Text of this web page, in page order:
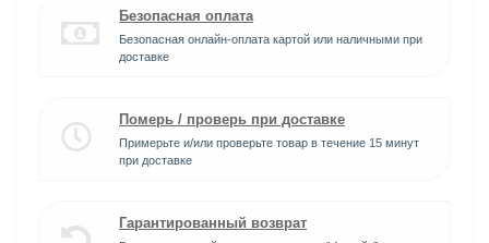
Безопасная оплата
Безопасная онлайн-оплата картой или наличными при
доставке
Померь / проверь при доставке
Примерьте и/или проверьте товар в течение 15 минут
при доставке
Гарантированный возврат